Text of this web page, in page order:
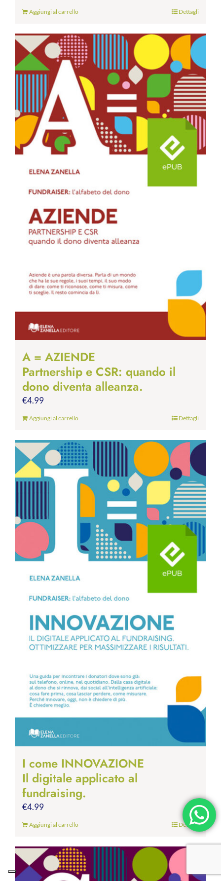
Aggiungi al carrello Dettagli
A = AZIENDE
Partnership e CSR: quando il
dono diventa alleanza.
€4.99
Aggiungi al carrello Dettagli
I come INNOVAZIONE
Il digitale applicato al
fundraising.
€4.99
Aggiungi al carrello Dettagli